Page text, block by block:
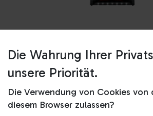
Shop QX-9-1-ULT
QX-9-1-ULT
289,00€ inkl. MwSt.
Die Wahrung Ihrer
unsere Priorität.
Die Verwendung von Cookies von
diesem Browser zulassen?